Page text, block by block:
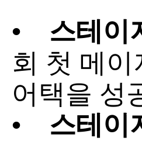
•
스테이
회 첫 메
어택을 성
•
스테이